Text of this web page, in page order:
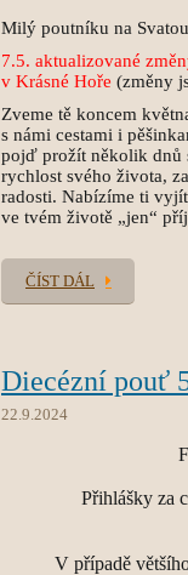
Milý poutníku na
7.5. aktualizované
v Krásné Hoře (změny
Zveme tě koncem
s námi cestami i
pojď prožít několik dnů
rychlost svého života,
radosti. Nabízíme ti
ve tvém životě „jen“
ČÍST DÁL
Diecézní pouť
22.9.2024
Přihlášky za
V případě